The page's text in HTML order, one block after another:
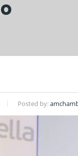
Posted by: